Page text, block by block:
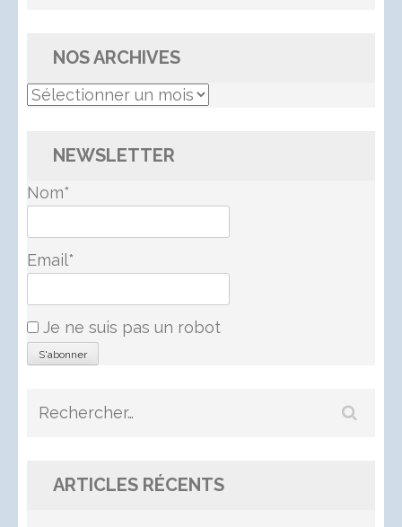
NOS ARCHIVES
Nos
NEWSLETTER
Nom*
Email*
Je ne suis pas un robot
Rechercher :
ARTICLES RÉCENTS